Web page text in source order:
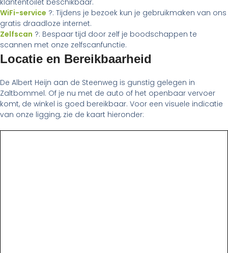
klantentoilet beschikbaar.
WiFi-service ?: Tijdens je bezoek kun je gebruikmaken van ons
gratis draadloze internet.
Zelfscan ?: Bespaar tijd door zelf je boodschappen te
scannen met onze zelfscanfunctie.
Locatie en Bereikbaarheid
De Albert Heijn aan de Steenweg is gunstig gelegen in
Zaltbommel. Of je nu met de auto of het openbaar vervoer
komt, de winkel is goed bereikbaar. Voor een visuele indicatie
van onze ligging, zie de kaart hieronder: